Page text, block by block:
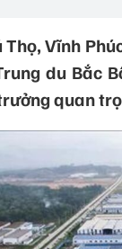
Vĩnh
du Bắc
quan